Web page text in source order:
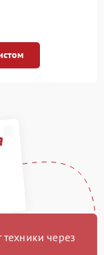
рублей
через